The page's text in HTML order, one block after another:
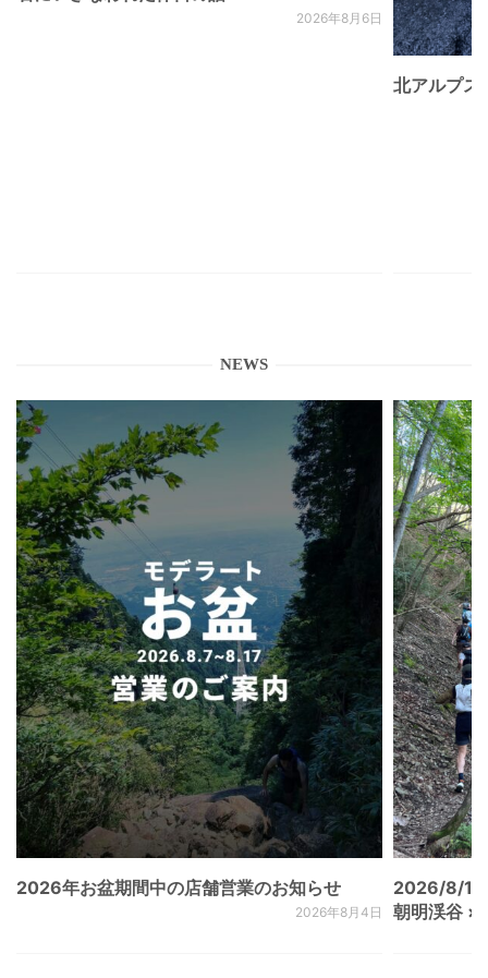
2026年8月6日
北アルプ
NEWS
2026年お盆期間中の店舗営業のお知らせ
2026年8月4日
2026/8/
朝明渓谷 ×